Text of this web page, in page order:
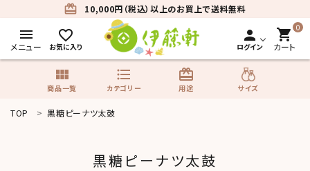
card_giftcard 10,000円（税込）以上のお買上で送料無料
menu
メニュー
favorite_border
お気に入り
person
ログイン
0
shopping_cart
カート
view_module
商品一覧
format_list_bulleted
カテゴリー
card_giftcard
用途 サイズ
TOP 黒糖ピーナツ太鼓
黒糖ピーナツ太鼓